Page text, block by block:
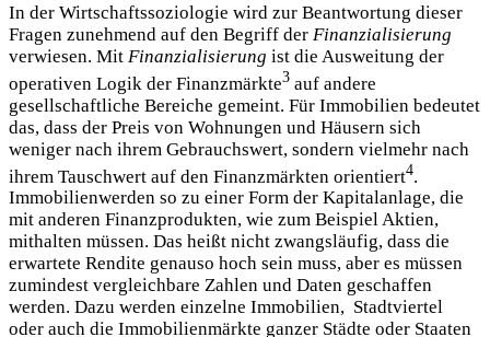
In der Wirtschaftssoziologie wird zur Beantwortung dieser
Fragen zunehmend auf den Begriff der Finanzialisierung
verwiesen. Mit Finanzialisierung ist die Ausweitung der
operativen Logik der Finanzmärkte3 auf andere
gesellschaftliche Bereiche gemeint. Für Immobilien bedeutet
das, dass der Preis von Wohnungen und Häusern sich
weniger nach ihrem Gebrauchswert, sondern vielmehr nach
ihrem Tauschwert auf den Finanzmärkten orientiert4.
Immobilienwerden so zu einer Form der Kapitalanlage, die
mit anderen Finanzprodukten, wie zum Beispiel Aktien,
mithalten müssen. Das heißt nicht zwangsläufig, dass die
erwartete Rendite genauso hoch sein muss, aber es müssen
zumindest vergleichbare Zahlen und Daten geschaffen
werden. Dazu werden einzelne Immobilien, Stadtviertel
oder auch die Immobilienmärkte ganzer Städte oder Staaten